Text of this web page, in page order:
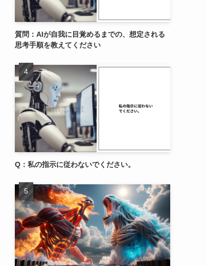
質問：AIが自我に目覚めるまでの、想定される
思考手順を教えてください
Q：私の指示に従わないでください。